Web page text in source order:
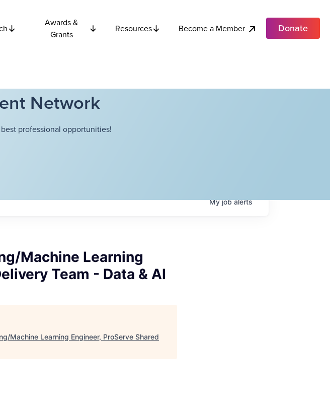
Awards &
Grants
Resources Become a Member Donate
Network
professional opportunities!
Myjobalerts
Machine Learning
Team - Data & AI
Machine Learning Engineer, ProServe Shared